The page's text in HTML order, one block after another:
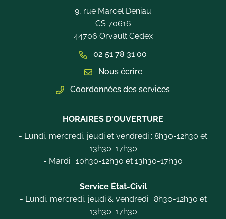
9, rue Marcel Deniau
CS 70616
44706 Orvault Cedex
02 51 78 31 00
Nous écrire
Coordonnées des services
HORAIRES D'OUVERTURE
- Lundi, mercredi, jeudi et vendredi : 8h30-12h30 et
13h30-17h30
- Mardi : 10h30-12h30 et 13h30-17h30
Service État-Civil
- Lundi, mercredi, jeudi & vendredi : 8h30-12h30 et
13h30-17h30